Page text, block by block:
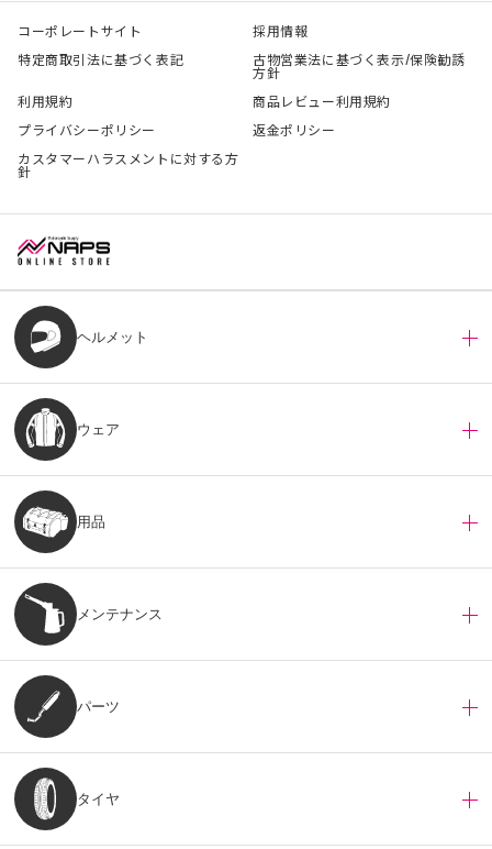
コーポレートサイト
採用情報
特定商取引法に基づく表記
古物営業法に基づく表示/保険勧誘
方針
利用規約
商品レビュー利用規約
プライバシーポリシー
返金ポリシー
カスタマーハラスメントに対する方
針
ヘルメット
ウェア
用品
メンテナンス
パーツ
タイヤ